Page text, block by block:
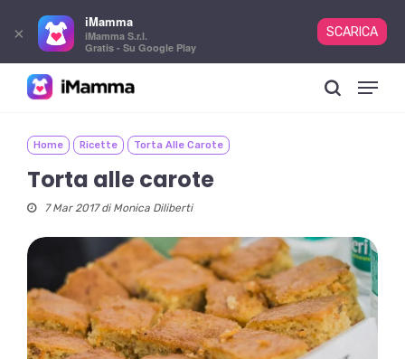
content
Menu
Home Ricette Torta Alle Carote
Torta alle carote
7 Mar 2017 di Monica Diliberti
×
iMamma
iMamma S.r.l.
Gratis - Su Google Play
SCARICA